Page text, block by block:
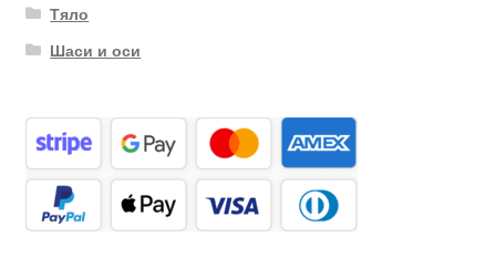
Тяло
Шаси и оси